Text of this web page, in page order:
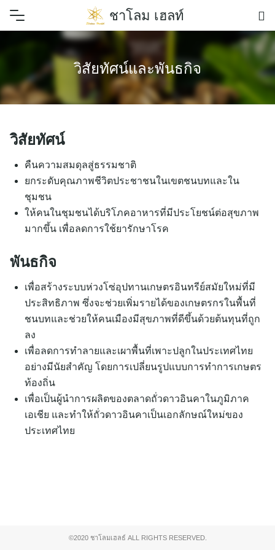
ชาโลม เฮลท์
วิสัยทัศน์และพันธกิจ
วิสัยทัศน์
คืนความสมดุลสู่ธรรมชาติ
ยกระดับคุณภาพชีวิตประชาชนในเขตชนบทและใน
ชุมชน
ให้คนในชุมชนได้บริโภคอาหารที่มีประโยชน์ต่อสุขภาพ
มากขึ้น เพื่อลดการใช้ยารักษาโรค
พันธกิจ
เพื่อสร้างระบบห่วงโซ่อุปทานเกษตรอินทรีย์สมัยใหม่ที่มี
ประสิทธิภาพ ซึ่งจะช่วยเพิ่มรายได้ของเกษตรกรในพื้นที่
ชนบทและช่วยให้คนเมืองมีสุขภาพที่ดีขึ้นด้วยต้นทุนที่ถูก
ลง
เพื่อลดการทำลายและเผาพื้นที่เพาะปลูกในประเทศไทย
อย่างมีนัยสำคัญ โดยการเปลี่ยนรูปแบบการทำการเกษตร
ท้องถิ่น
เพื่อเป็นผู้นำการผลิตของตลาดถั่วดาวอินคาในภูมิภาค
เอเชีย และทำให้ถั่วดาวอินคาเป็นเอกลักษณ์ใหม่ของ
ประเทศไทย
©2020 ชาโลมเฮลธ์ ALL RIGHTS RESERVED.